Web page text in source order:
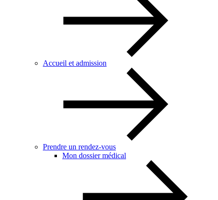
Accueil et admission
Prendre un rendez-vous
Mon dossier médical